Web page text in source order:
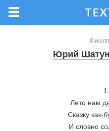
8
Юрий
1.
Лето нам
Сказку как-
И словно